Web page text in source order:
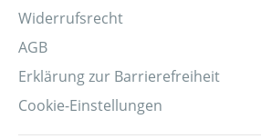
Widerrufsrecht
AGB
Erklärung zur Barrierefreiheit
Cookie-Einstellungen